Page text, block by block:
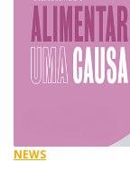
NEWS